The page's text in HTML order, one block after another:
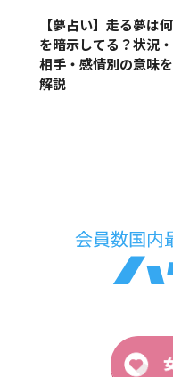
【夢占い】走る夢は何
を暗示してる？状況・
相手・感情別の意味を
解説